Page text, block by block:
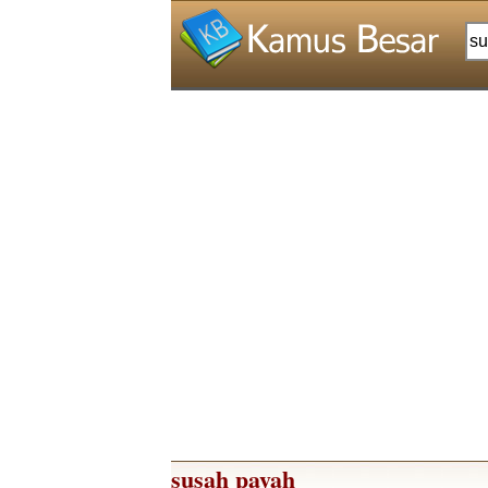
susah payah